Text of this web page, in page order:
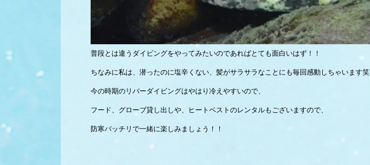
普段とは違うダイビングをやってみたいのであればとても面白いはず！！
ちなみに私は、潜ったのに塩辛くない、髪がサラサラなことにも毎回感動しちゃいます笑
今の時期のリバーダイビングはやはり冷えやすいので、
フード、グローブ貸し出しや、ヒートベストのレンタルもございますので、
防寒バッチリで一緒に楽しみましょう！！